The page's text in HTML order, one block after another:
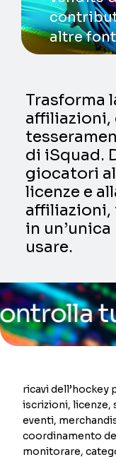
altre
Trasforma
affiliazioni,
di iSquad.
giocatori
licenze e
in
usare.
tutte
ricavi dell’hockey
iscrizioni,
eventi,
coordinamento
monitorare,